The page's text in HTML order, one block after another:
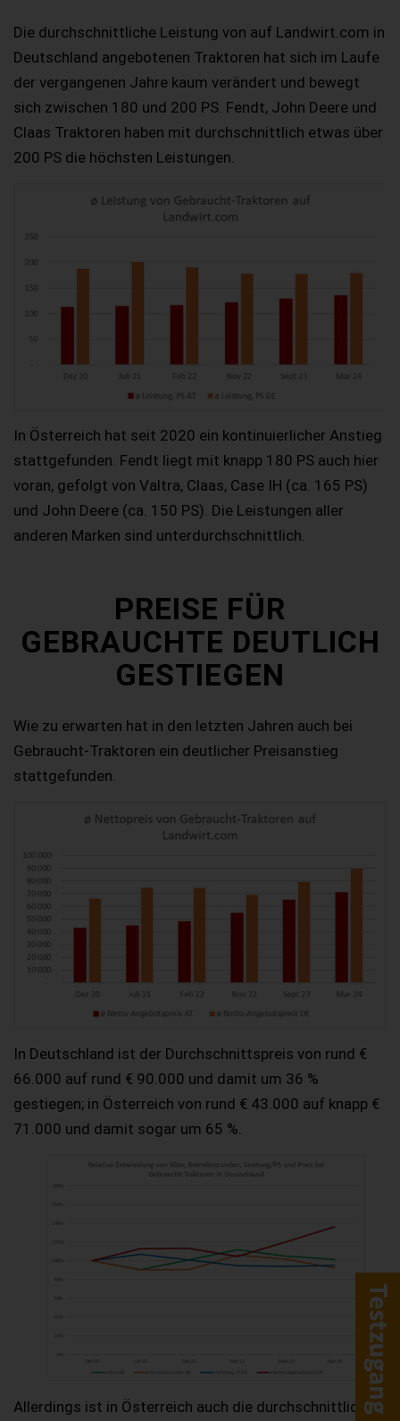
Die durchschnittliche Leistung von auf Landwirt.com in
Deutschland angebotenen Traktoren hat sich im Laufe
der vergangenen Jahre kaum verändert und bewegt
sich zwischen 180 und 200 PS. Fendt, John Deere und
Claas Traktoren haben mit durchschnittlich etwas über
200 PS die höchsten Leistungen.
In Österreich hat seit 2020 ein kontinuierlicher Anstieg
stattgefunden. Fendt liegt mit knapp 180 PS auch hier
voran, gefolgt von Valtra, Claas, Case IH (ca. 165 PS)
und John Deere (ca. 150 PS). Die Leistungen aller
anderen Marken sind unterdurchschnittlich.
PREISE FÜR
GEBRAUCHTE DEUTLICH
GESTIEGEN
Wie zu erwarten hat in den letzten Jahren auch bei
Gebraucht-Traktoren ein deutlicher Preisanstieg
stattgefunden.
In Deutschland ist der Durchschnittspreis von rund €
66.000 auf rund € 90.000 und damit um 36 %
gestiegen; in Österreich von rund € 43.000 auf knapp €
71.000 und damit sogar um 65 %.
Allerdings ist in Österreich auch die durchschnittliche